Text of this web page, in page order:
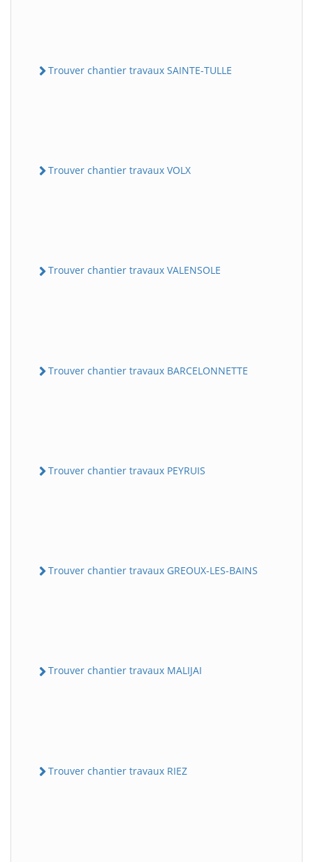
Trouver chantier travaux SAINTE-TULLE
Trouver chantier travaux VOLX
Trouver chantier travaux VALENSOLE
Trouver chantier travaux BARCELONNETTE
Trouver chantier travaux PEYRUIS
Trouver chantier travaux GREOUX-LES-BAINS
Trouver chantier travaux MALIJAI
Trouver chantier travaux RIEZ